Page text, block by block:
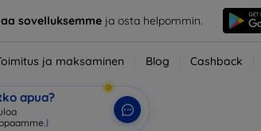
sovelluksemmeja osta helpommin.
ja maksaminen Blog Cashback
apua?
|